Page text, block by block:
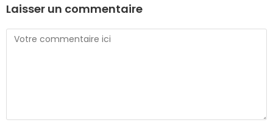
Laisser un commentaire